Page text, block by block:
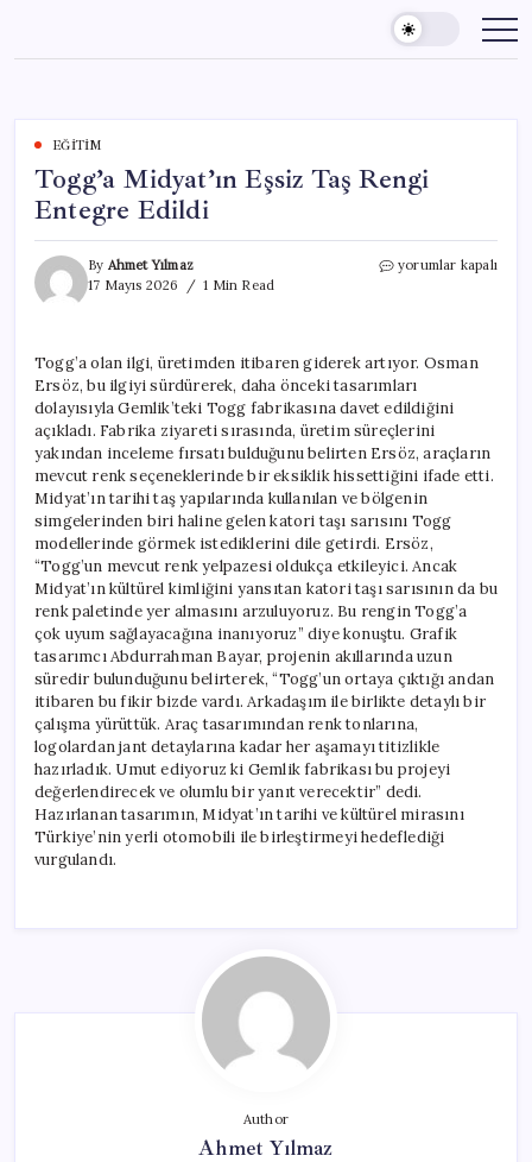
content
EĞITIM
Togg’a Midyat’ın Eşsiz Taş Rengi
Entegre Edildi
By Ahmet Yılmaz
17 Mayıs 2026
1 Min Read
Togg’a
Entegre
Edildi
için
yorumlar kapalı
Togg’a olan ilgi, üretimden itibaren giderek artıyor. Osman
Ersöz, bu ilgiyi sürdürerek, daha önceki tasarımları
dolayısıyla Gemlik’teki Togg fabrikasına davet edildiğini
açıkladı. Fabrika ziyareti sırasında, üretim süreçlerini
yakından inceleme fırsatı bulduğunu belirten Ersöz, araçların
mevcut renk seçeneklerinde bir eksiklik hissettiğini ifade etti.
Midyat’ın tarihi taş yapılarında kullanılan ve bölgenin
simgelerinden biri haline gelen katori taşı sarısını Togg
modellerinde görmek istediklerini dile getirdi. Ersöz,
“Togg’un mevcut renk yelpazesi oldukça etkileyici. Ancak
Midyat’ın kültürel kimliğini yansıtan katori taşı sarısının da bu
renk paletinde yer almasını arzuluyoruz. Bu rengin Togg’a
çok uyum sağlayacağına inanıyoruz” diye konuştu. Grafik
tasarımcı Abdurrahman Bayar, projenin akıllarında uzun
süredir bulunduğunu belirterek, “Togg’un ortaya çıktığı andan
itibaren bu fikir bizde vardı. Arkadaşım ile birlikte detaylı bir
çalışma yürüttük. Araç tasarımından renk tonlarına,
logolardan jant detaylarına kadar her aşamayı titizlikle
hazırladık. Umut ediyoruz ki Gemlik fabrikası bu projeyi
değerlendirecek ve olumlu bir yanıt verecektir” dedi.
Hazırlanan tasarımın, Midyat’ın tarihi ve kültürel mirasını
Türkiye’nin yerli otomobili ile birleştirmeyi hedeflediği
vurgulandı.
Author
Ahmet Yılmaz